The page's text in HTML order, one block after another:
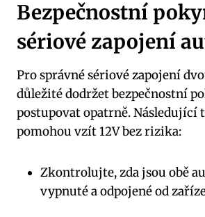
Bezpečnostní
sériové zapojení
Pro správné sériové zapojení
důležité dodržet bezpečnostní
postupovat opatrně. Následující
pomohou vzít 12V bez rizika:
Zkontrolujte, zda jsou obě
vypnuté a odpojené od